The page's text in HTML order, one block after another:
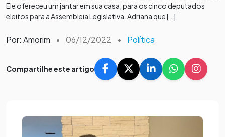
Ele ofereceu um jantar em sua casa, para os cinco deputados
eleitos para a Assembleia Legislativa. Adriana que […]
Por: Amorim • 06/12/2022 • Política
Compartilhe este artigo